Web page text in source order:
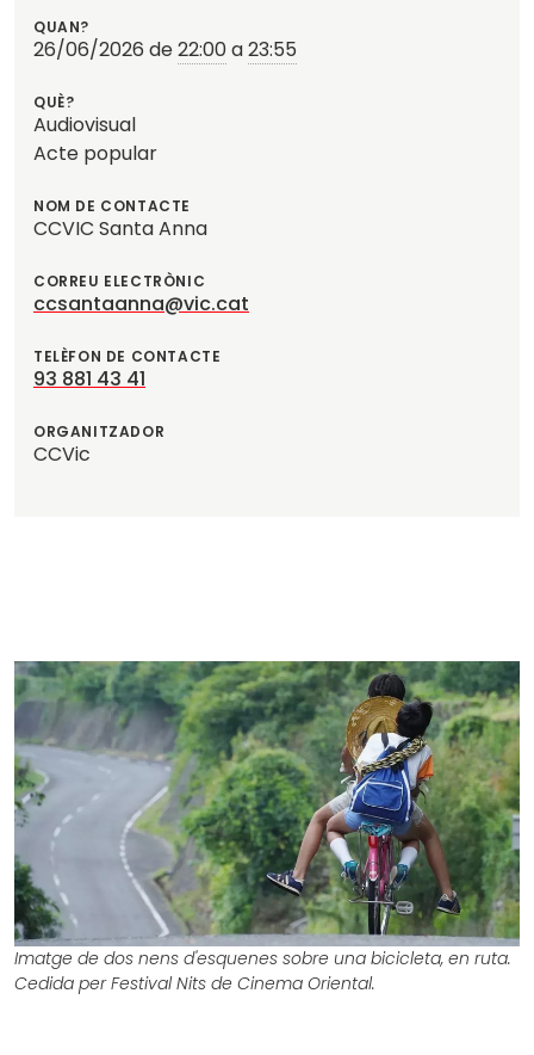
?
QUAN?
26/06/2026 de22:00a23:55
QUÈ?
Audiovisual
Acte popular
NOM DE CONTACTE
CCVIC Santa Anna
CORREU ELECTRÒNIC
ccsantaanna@vic.cat
TELÈFON DE CONTACTE
93 881 43 41
ORGANITZADOR
CCVic
Imatge de dos nens d'esquenes sobre una bicicleta, en ruta.
Cedida per Festival Nits de Cinema Oriental.